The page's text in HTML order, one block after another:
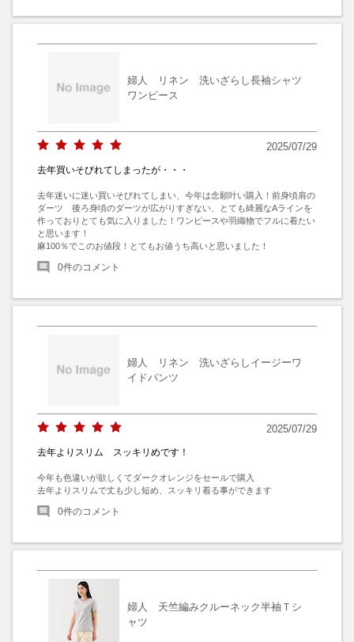
婦人 リネン 洗いざらし長袖シャツ
ワンピース
2025/07/29
去年買いそびれてしまったが・・・
去年迷いに迷い買いそびれてしまい、今年は念願叶い購入！前身頃肩の
ダーツ　後ろ身頃のダーツが広がりすぎない、とても綺麗なAラインを
作っておりとても気に入りました！ワンピースや羽織物でフルに着たい
と思います！
麻100％でこのお値段！とてもお値うち高いと思いました！
0件のコメント
婦人 リネン 洗いざらしイージーワ
イドパンツ
2025/07/29
去年よりスリム スッキリめです！
今年も色違いが欲しくてダークオレンジをセールで購入
去年よりスリムで丈も少し短め、スッキリ着る事ができます
0件のコメント
婦人 天竺編みクルーネック半袖Ｔシ
ャツ